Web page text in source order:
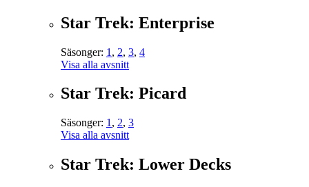
Star Trek: Enterprise
Säsonger: 1 , 2, 3, 4
Visa alla avsnitt
Star Trek: Picard
Säsonger: 1 , 2, 3
Visa alla avsnitt
Star Trek: Lower Decks